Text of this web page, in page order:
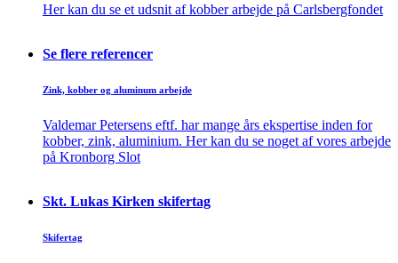
Her kan du se et udsnit af kobber arbejde på Carlsbergfondet
Se flere referencer
Zink, kobber og aluminum arbejde
Valdemar Petersens eftf. har mange års ekspertise inden for
kobber, zink, aluminium. Her kan du se noget af vores arbejde
på Kronborg Slot
Skt. Lukas Kirken skifertag
Skifertag